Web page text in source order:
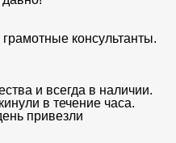
консультанты.
и всегда в наличии.
в течение часа.
привезли